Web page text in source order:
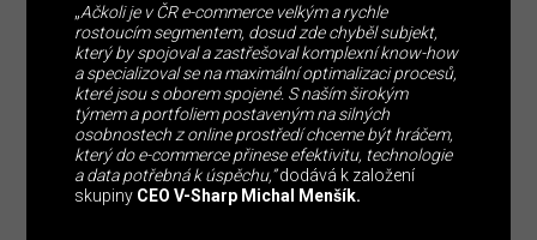
„Ačkoli je v ČR e-commerce velkým a rychle
rostoucím segmentem, dosud zde chyběl subjekt,
který by spojoval a zastřešoval komplexní know-how
a specializoval se na maximální optimalizaci procesů,
které jsou s oborem spojené. S naším širokým
týmem a portfoliem postaveným na silných
osobnostech z online prostředí chceme být hráčem,
který do e-commerce přinese efektivitu, technologie
a data potřebná k úspěchu,”dodává k založení
skupiny CEO V-Sharp Michal Menšík.